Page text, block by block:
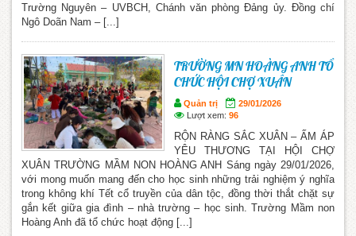
Trường Nguyên – UVBCH, Chánh văn phòng Đảng ủy. Đồng chí
Ngô Doãn Nam – [...]
TRƯỜNG MN HOÀNG ANH TỔ
CHỨC HỘI CHỢ XUÂN
Quản trị
29/01/2026
Lượt xem: 96
RỘN RÀNG SẮC XUÂN – ẤM ÁP
YÊU THƯƠNG TẠI HỘI CHỢ
XUÂN TRƯỜNG MẦM NON HOÀNG ANH Sáng ngày 29/01/2026,
với mong muốn mang đến cho học sinh những trải nghiệm ý nghĩa
trong không khí Tết cổ truyền của dân tộc, đồng thời thắt chặt sự
gắn kết giữa gia đình – nhà trường – học sinh. Trường Mầm non
Hoàng Anh đã tổ chức hoạt động [...]